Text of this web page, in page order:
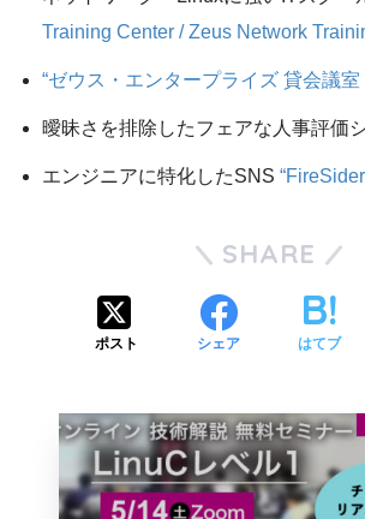
Training Center / Zeus Network
“ゼウス・エンタープライズ 貸会議室
曖昧さを排除したフェアな人事評価
エンジニアに特化したSNS
SHARE
ポスト シェア はてブ